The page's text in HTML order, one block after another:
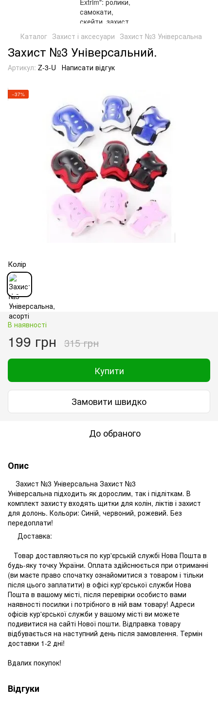
Каталог Захист і аксесуари Захист №3 Універсальна
Захист №3 Універсальний.
Артикул: Z-3-U Написати відгук
−37%
Колір
В наявності
199 грн 315 грн
Купити
Замовити швидко
До обраного
Опис
Захист №3 Універсальна Захист №3
Універсальна підходить як дорослим, так і підліткам. В
комплект захисту входять щитки для колін, ліктів і захист
для долонь. Кольори: Синій, червоний, рожевий. Без
передоплати!
Доставка:
Товар доставляються по кур'єрській службі Нова Пошта в
будь-яку точку України. Оплата здійснюється при отриманні
(ви маєте право спочатку ознайомитися з товаром і тільки
після цього заплатити) в офісі кур'єрської служби Нова
Пошта в вашому місті, після перевірки особисто вами
наявності посилки і потрібного в ній вам товару! Адреси
офісів кур'єрської служби у вашому місті ви можете
подивитися на сайті Нової пошти. Відправка товару
відбувається на наступний день після замовлення. Термін
доставки 1-2 дні!
Вдалих покупок!
Відгуки